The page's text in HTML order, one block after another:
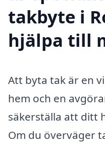
takbyte i
hjälpa till
Att byta tak är en
hem och en
säkerställa att ditt
Om du överväger